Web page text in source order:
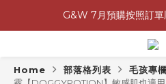
G&W 7月預購按照訂
\ 加入會員領$60購物金
Home 部落格列表 毛孩專欄